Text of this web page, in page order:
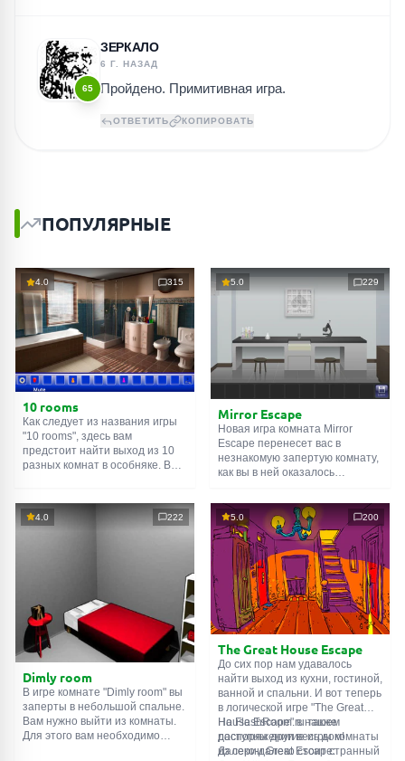
65
ЗЕРКАЛО
6 Г. НАЗАД
Пройдено. Примитивная игра.
ОТВЕТИТЬ КОПИРОВАТЬ
ПОПУЛЯРНЫЕ
4.0 315
10 rooms
Как следует из названия игры
"10 rooms", здесь вам
предстоит найти выход из 10
разных комнат в особняке. В
их, чтобы выйти. Выход из
одной комнаты является
5.0 229
Mirror Escape
Новая игра комната Mirror
Escape перенесет вас в
незнакомую запертую комнату,
как вы в ней оказалось
смекалки попробуйте решить
все, приготовленные авторами
для вас, головоломки и найти
выход на свободу.
Внимательно осмотрите
помещение, возможно вы
сможете найти какие-нибудь
подсказки. Желаем удачи!
4.0 222
Dimly room
В игре комнате "Dimly room" вы
заперты в небольшой спальне.
Вам нужно выйти из комнаты.
Для этого вам необходимо
5.0 200
The Great House Escape
До сих пор нам удавалось
найти выход из кухни, гостиной,
ванной и спальни. И вот теперь
в логической игре "The Great
House Escape" в нашем
распоряжении весь дом!
Далеко-далеко стоит странный
На FlashRoom.ru также
доступны другие игры комнаты
из серии Great Escape: